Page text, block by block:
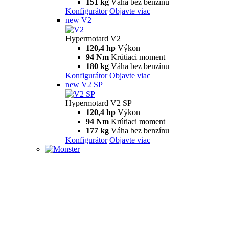
Konfigurátor Objavte viac
new V2
Hypermotard V2
120,4 hp Výkon
94 Nm Krútiaci moment
180 kg Váha bez benzínu
Konfigurátor Objavte viac
new V2 SP
Hypermotard V2 SP
120,4 hp Výkon
94 Nm Krútiaci moment
177 kg Váha bez benzínu
Konfigurátor Objavte viac